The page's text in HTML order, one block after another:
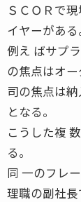
ＳＣＯＲで
イヤーがある
例え ばサプ
の焦点はオ
司の焦点は
となる。
こうした複
る。
同 一のフレ
理職の副社長